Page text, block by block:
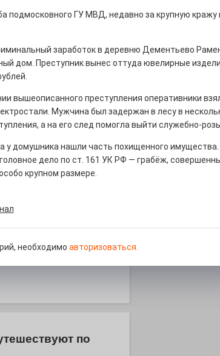
и детям
себя флагманом
статус подтвердили
на всех
новый масштабный проект,
к себе
по
подмосковного ГУ МВД, недавно за крупную кражу
заработок в деревню Дементьево
дом. Преступник вынес оттуда ювелирные
вышеописанного преступления оперативники
Мужчина был задержан в лесу в
а на его след помогла выйти служебно-
у домушника нашли часть похищенного
дело по ст. 161 УК РФ — грабёж,
крупном размере.
необходимо авторизоваться.